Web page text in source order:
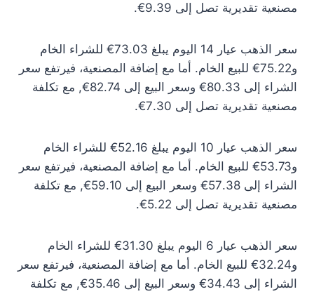
مصنعية تقديرية تصل إلى 9.39€.
سعر الذهب عيار 14 اليوم يبلغ 73.03€ للشراء الخام
و75.22€ للبيع الخام. أما مع إضافة المصنعية، فيرتفع سعر
الشراء إلى 80.33€ وسعر البيع إلى 82.74€, مع تكلفة
مصنعية تقديرية تصل إلى 7.30€.
سعر الذهب عيار 10 اليوم يبلغ 52.16€ للشراء الخام
و53.73€ للبيع الخام. أما مع إضافة المصنعية، فيرتفع سعر
الشراء إلى 57.38€ وسعر البيع إلى 59.10€, مع تكلفة
مصنعية تقديرية تصل إلى 5.22€.
سعر الذهب عيار 6 اليوم يبلغ 31.30€ للشراء الخام
و32.24€ للبيع الخام. أما مع إضافة المصنعية، فيرتفع سعر
الشراء إلى 34.43€ وسعر البيع إلى 35.46€, مع تكلفة